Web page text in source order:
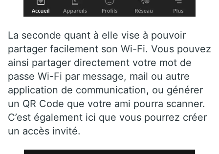
La seconde quant à elle vise à pouvoir
partager facilement son Wi-Fi. Vous pouvez
ainsi partager directement votre mot de
passe Wi-Fi par message, mail ou autre
application de communication, ou générer
un QR Code que votre ami pourra scanner.
C’est également ici que vous pourrez créer
un accès invité.